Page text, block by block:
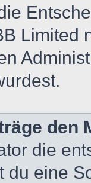
Limited
den
die
du eine